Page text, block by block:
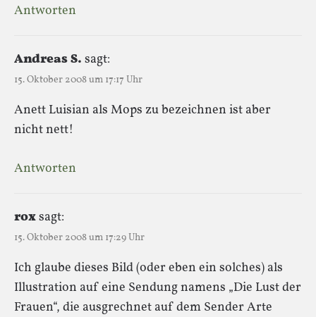
Antworten
Andreas S. sagt:
15. Oktober 2008 um 17:17 Uhr
Anett Luisian als Mops zu bezeichnen ist aber
nicht nett!
Antworten
roxsagt:
15. Oktober 2008 um 17:29 Uhr
Ich glaube dieses Bild (oder eben ein solches) als
Illustration auf eine Sendung namens „Die Lust der
Frauen“, die ausgrechnet auf dem Sender Arte